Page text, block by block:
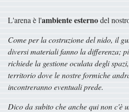
L'arena è l'ambiente esternodel
Come per la costruzione del nido, il
diversi materiali fanno la differenza;
richiede la gestione oculata degli
territorio dove le nostre formiche
incontreranno eventuali prede.
Dico da subito che anche qui non c'è